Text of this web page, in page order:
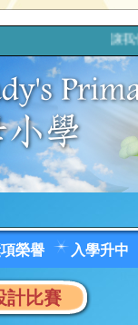
讓我
榮譽 入學升中
計比賽